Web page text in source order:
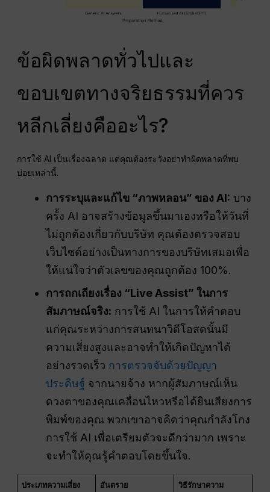
ข้อผิดพลาดทั่วไปและ
ขอบเขตทางจริยธรรมที่ควร
หลีกเลี่ยงคืออะไร?
การใช้ AI เป็นเรื่องฉลาด แต่คุณต้องระวังอย่าทำผิดพลาดที่พบ
บ่อยเหล่านี้.
การระบุและแก้ไข “ภาพหลอน” ของ AI: บาง
ครั้ง AI อาจสร้างข้อมูลขึ้นมาเองหรือให้วันที่
ไม่ถูกต้องเกี่ยวกับบริษัท คุณต้องตรวจสอบ
เว็บไซต์อย่างเป็นทางการของบริษัทเสมอเพื่อ
ให้แน่ใจว่าตัวเลขของคุณถูกต้อง 100%.
การถกเถียงเรื่อง “Live Assist” ในการ
สัมภาษณ์จริง: การใช้ AI ในการให้คำตอบ
แก่คุณระหว่างการสนทนาวิดีโอสดนั้นมี
ความเสี่ยงสูงและอาจทำให้เกิดปัญหาได้
อย่างรวดเร็ว การตรวจจับด้วยปัญญา
ประดิษฐ์ จากนายจ้าง หากผู้สัมภาษณ์เห็น
ดวงตาของคุณเคลื่อนไหวหรือได้ยินเสียงการ
พิมพ์ของคุณ พวกเขาอาจคิดว่าคุณกำลังโกง
การใช้ AI เพื่อเตรียมตัวจะดีกว่ามาก เพราะ
จะทำให้คุณรู้คำตอบโดยขึ้นใจ.
ประเภทความเสี่ยง อันตราย
วิธีรักษาความ